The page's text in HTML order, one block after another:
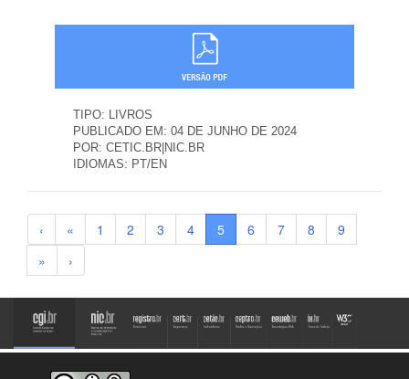
TIPO: LIVROS
PUBLICADO EM: 04 DE JUNHO DE 2024
POR: CETIC.BR|NIC.BR
IDIOMAS: PT/EN
‹ « 1 2 3 4 5 6 7 8
9
»
›